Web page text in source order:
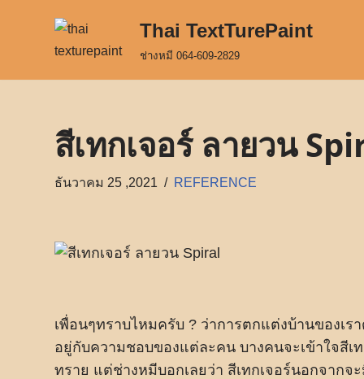
Thai TextTurePaint
ช่างหมี 064-609-2829
สีเทกเจอร์ ลายวน
ธันวาคม 25 ,2021 REFERENCE
เพื่อนๆทราบไหมครับ ? ว่าการตกแต่งบ้านของเ
อยู่กับความชอบของแต่ละคน บางคนจะเข้าใจสีเ
ทราย แต่ช่างหมีบอกเลยว่า สีเทกเจอร์นอกจาก